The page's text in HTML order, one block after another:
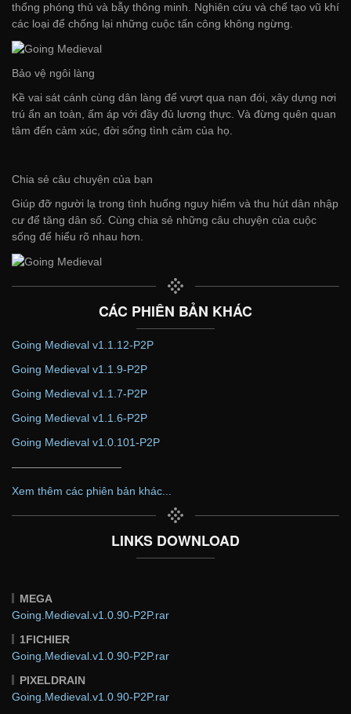
thống phóng thủ và bẫy thông minh. Nghiên cứu và chế tạo vũ khí
các loại để chống lại những cuộc tấn công không ngừng.
Bảo vệ ngôi làng
Kề vai sát cánh cùng dân làng để vượt qua nạn đói, xây dựng nơi
trú ẩn an toàn, ấm áp với đầy đủ lương thực. Và đừng quên quan
tâm đến cảm xúc, đời sống tình cảm của họ.
Chia sẻ câu chuyện của bạn
Giúp đỡ người lạ trong tình huống nguy hiểm và thu hút dân nhập
cư để tăng dân số. Cùng chia sẻ những câu chuyện của cuộc
sống để hiểu rõ nhau hơn.
CÁC PHIÊN BẢN KHÁC
Going Medieval v1.1.12-P2P
Going Medieval v1.1.9-P2P
Going Medieval v1.1.7-P2P
Going Medieval v1.1.6-P2P
Going Medieval v1.0.101-P2P
——————————
Xem thêm các phiên bản khác...
LINKS DOWNLOAD
MEGA
Going.Medieval.v1.0.90-P2P.rar
1FICHIER
Going.Medieval.v1.0.90-P2P.rar
PIXELDRAIN
Going.Medieval.v1.0.90-P2P.rar